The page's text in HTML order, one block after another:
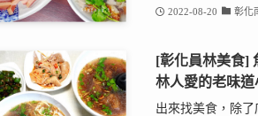
2022-08-20 彰化
[彰化員林美食]
林人愛的老味
出來找美食，除